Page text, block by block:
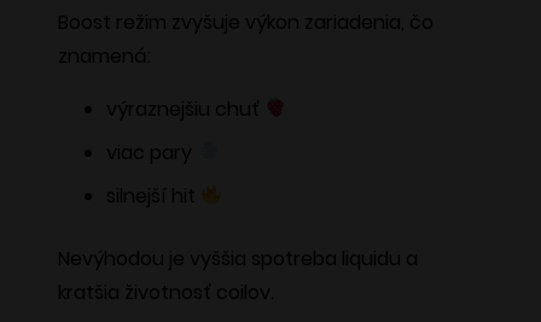
Boost režim zvyšuje výkon zariadenia, čo
znamená:
výraznejšiu chuť
viac pary
silnejší hit
Nevýhodou je vyššia spotreba liquidu a
kratšia životnosť coilov.